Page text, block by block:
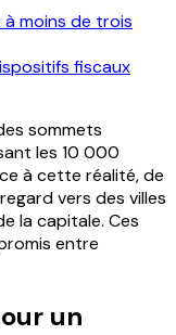
moins de trois
fiscaux
sommets
les 10 000
à cette réalité, de
vers des villes
la capitale. Ces
entre
un